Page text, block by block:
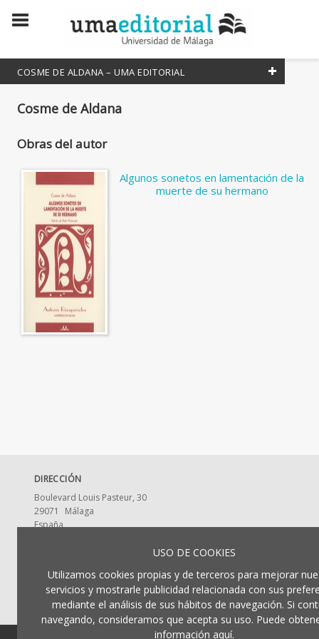
COSME DE ALDANA – UMA EDITORIAL
Editor literario
Editora Literaria
Escritor
Escritora
Traductor
Traductora
Cosme de Aldana
Obras del autor
Algunos sonetos en lamentación de la
muerte de su hermano
DIRECCIÓN
Boulevard Louis Pasteur, 30
29071
Málaga
España
CONTACTA CON NOSOTROS
952 13 2917
USO DE COOKIES
Utilizamos cookies propias y de terceros para mejorar
servicios y mostrarle publicidad relacionada con sus
mediante el análisis de sus hábitos de navegación. Si
navegando, consideramos que acepta su uso. Puede
información aquí.